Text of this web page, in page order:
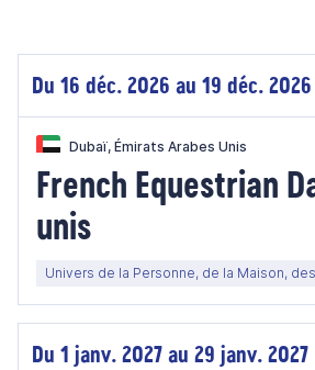
Du 16 déc. 2026 au 19 déc. 2026
Dubaï, Émirats Arabes Unis
French Equestrian
unis
Univers de la Personne, de la Maison,
Du 1 janv. 2027 au 29 janv. 2027